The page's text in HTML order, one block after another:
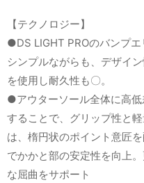
【テクノロジー】
●DS LIGHT PROのバンプエ
シンプルながらも、デザイ
を使用し耐久性も〇。
●アウターソール全体に高
することで、グリップ性と
は、楕円状のポイント意匠
でかかと部の安定性を向上
な屈曲をサポート